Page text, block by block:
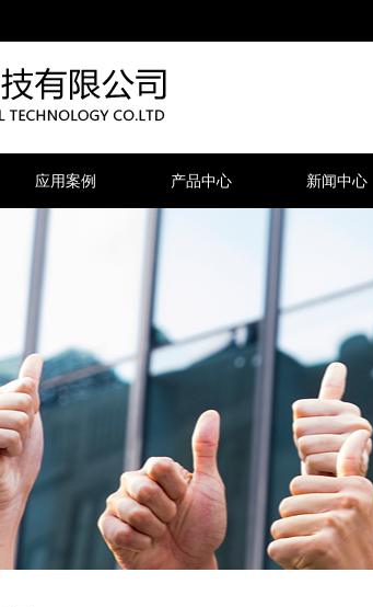
应用案例 产品中心 新闻中心